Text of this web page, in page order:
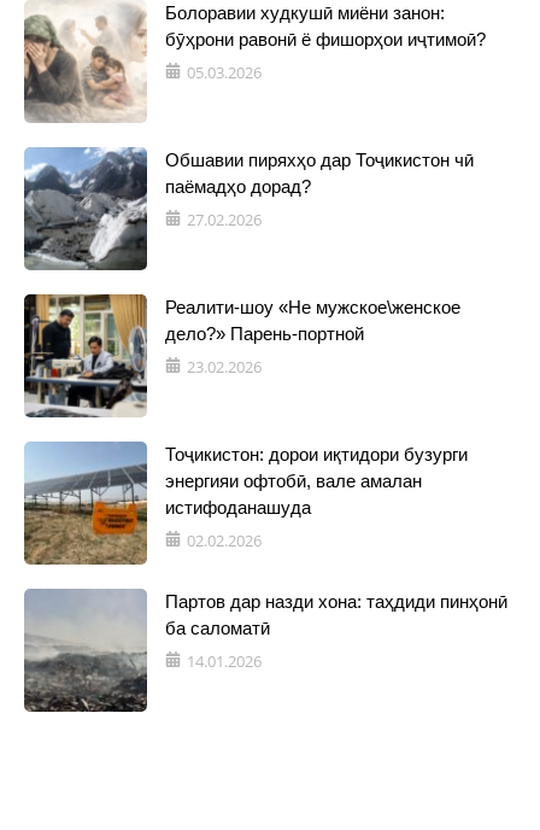
Болоравии худкушӣ миёни занон:
бӯҳрони равонӣ ё фишорҳои иҷтимоӣ?
05.03.2026
Обшавии пиряхҳо дар Тоҷикистон чӣ
паёмадҳо дорад?
27.02.2026
Реалити-шоу «Не мужское\женское
дело?» Парень-портной
23.02.2026
Тоҷикистон: дорои иқтидори бузурги
энергияи офтобӣ, вале амалан
истифоданашуда
02.02.2026
Партов дар назди хона: таҳдиди пинҳонӣ
ба саломатӣ
14.01.2026